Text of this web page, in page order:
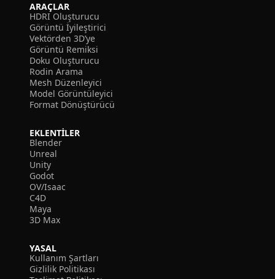
ARAÇLAR
HDRI Oluşturucu
Görüntü İyileştirici
Vektörden 3D’ye
Görüntü Remiksi
Doku Oluşturucu
Rodin Arama
Mesh Düzenleyici
Model Görüntüleyici
Format Dönüştürücü
EKLENTILER
Blender
Unreal
Unity
Godot
OV/Isaac
C4D
Maya
3D Max
YASAL
Kullanım Şartları
Gizlilik Politikası